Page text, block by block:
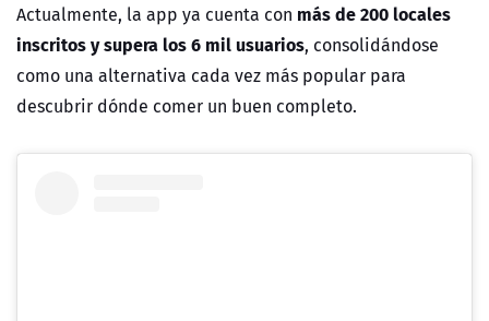
Actualmente, la app ya cuenta con más de 200 locales
inscritos y supera los 6 mil usuarios, consolidándose
como una alternativa cada vez más popular para
descubrir dónde comer un buen completo.